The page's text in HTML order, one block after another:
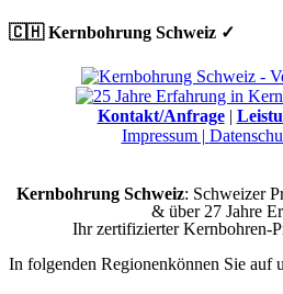
🇨🇭 Kernbohrung Schweiz ✓
Kontakt/Anfrage|
Impressum |
Kernbohrung Schweiz: Schweizer
& über 27 Jahre
Ihr zertifizierter Kernbohren-
In folgenden Regionenkönnen Sie auf